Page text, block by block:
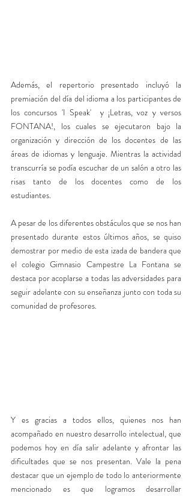
Además, el repertorio presentado incluyó la
premiación del día del idioma a los participantes de
los concursos 'I Speak'  y ¡Letras, voz y versos
FONTANA!, los cuales se ejecutaron bajo la
organización y dirección de los docentes de las
áreas de idiomas y lenguaje. Mientras la actividad
transcurría se podía escuchar de un salón a otro las
risas tanto de los docentes como de los
estudiantes.
A pesar de los diferentes obstáculos que se nos han
presentado durante estos últimos años, se quiso
demostrar por medio de esta izada de bandera que
el colegio Gimnasio Campestre La Fontana se
destaca por acoplarse a todas las adversidades para
seguir adelante con su enseñanza junto con toda su
comunidad de profesores.
Y es gracias a todos ellos, quienes nos han
acompañado en nuestro desarrollo intelectual, que
podemos hoy en día salir adelante y afrontar las
dificultades que se nos presentan. Vale la pena
destacar que un ejemplo de todo lo anteriormente
mencionado es que logramos desarrollar